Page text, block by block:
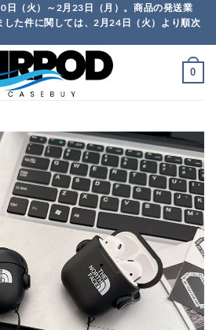
日（火）～2月23日（月）。商品の発送業
した件に関しては、2月24日（火）より順次
0